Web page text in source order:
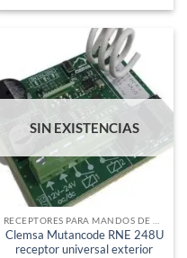
SIN EXISTENCIAS
Clemsa Mutancode RNE 248U
receptor universal exterior